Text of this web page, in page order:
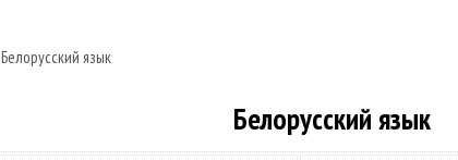
Белорусский язык
Белорусский язык